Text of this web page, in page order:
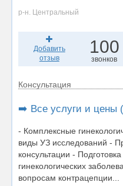
р-н. Центральный
Добавить
отзыв
100
звонков
Консультация
➡️ Все услуги и цены
- Комплексные
виды УЗ исследований -
консультации -
гинекологических
вопросам контрацепции...